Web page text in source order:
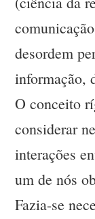
desordem
informação,
O conceito
considerar
interações
um de nós
Fazia-se